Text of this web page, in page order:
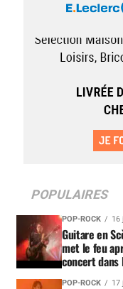
POPULAIRES
POP-ROCK 16
Guitare en
met le feu
concert dans
POP-ROCK 17